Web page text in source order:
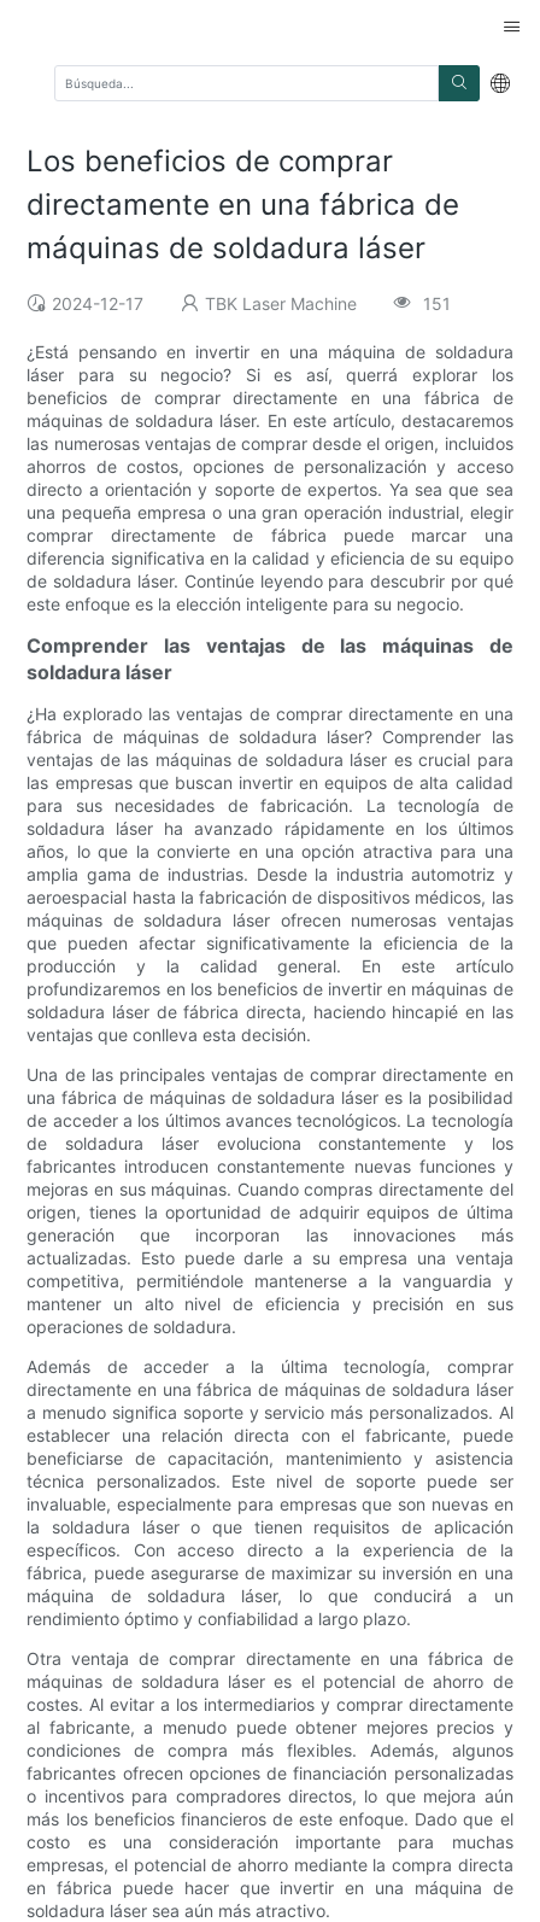
Los beneficios de comprar
directamente en una fábrica de
máquinas de soldadura láser
2024-12-17 TBK Laser Machine 151
¿Está pensando en invertir en una máquina de soldadura
láser para su negocio? Si es así, querrá explorar los
beneficios de comprar directamente en una fábrica de
máquinas de soldadura láser. En este artículo, destacaremos
las numerosas ventajas de comprar desde el origen, incluidos
ahorros de costos, opciones de personalización y acceso
directo a orientación y soporte de expertos. Ya sea que sea
una pequeña empresa o una gran operación industrial, elegir
comprar directamente de fábrica puede marcar una
diferencia significativa en la calidad y eficiencia de su equipo
de soldadura láser. Continúe leyendo para descubrir por qué
este enfoque es la elección inteligente para su negocio.
Comprender las ventajas de las máquinas de
soldadura láser
¿Ha explorado las ventajas de comprar directamente en una
fábrica de máquinas de soldadura láser? Comprender las
ventajas de las máquinas de soldadura láser es crucial para
las empresas que buscan invertir en equipos de alta calidad
para sus necesidades de fabricación. La tecnología de
soldadura láser ha avanzado rápidamente en los últimos
años, lo que la convierte en una opción atractiva para una
amplia gama de industrias. Desde la industria automotriz y
aeroespacial hasta la fabricación de dispositivos médicos, las
máquinas de soldadura láser ofrecen numerosas ventajas
que pueden afectar significativamente la eficiencia de la
producción y la calidad general. En este artículo
profundizaremos en los beneficios de invertir en máquinas de
soldadura láser de fábrica directa, haciendo hincapié en las
ventajas que conlleva esta decisión.
Una de las principales ventajas de comprar directamente en
una fábrica de máquinas de soldadura láser es la posibilidad
de acceder a los últimos avances tecnológicos. La tecnología
de soldadura láser evoluciona constantemente y los
fabricantes introducen constantemente nuevas funciones y
mejoras en sus máquinas. Cuando compras directamente del
origen, tienes la oportunidad de adquirir equipos de última
generación que incorporan las innovaciones más
actualizadas. Esto puede darle a su empresa una ventaja
competitiva, permitiéndole mantenerse a la vanguardia y
mantener un alto nivel de eficiencia y precisión en sus
operaciones de soldadura.
Además de acceder a la última tecnología, comprar
directamente en una fábrica de máquinas de soldadura láser
a menudo significa soporte y servicio más personalizados. Al
establecer una relación directa con el fabricante, puede
beneficiarse de capacitación, mantenimiento y asistencia
técnica personalizados. Este nivel de soporte puede ser
invaluable, especialmente para empresas que son nuevas en
la soldadura láser o que tienen requisitos de aplicación
específicos. Con acceso directo a la experiencia de la
fábrica, puede asegurarse de maximizar su inversión en una
máquina de soldadura láser, lo que conducirá a un
rendimiento óptimo y confiabilidad a largo plazo.
Otra ventaja de comprar directamente en una fábrica de
máquinas de soldadura láser es el potencial de ahorro de
costes. Al evitar a los intermediarios y comprar directamente
al fabricante, a menudo puede obtener mejores precios y
condiciones de compra más flexibles. Además, algunos
fabricantes ofrecen opciones de financiación personalizadas
o incentivos para compradores directos, lo que mejora aún
más los beneficios financieros de este enfoque. Dado que el
costo es una consideración importante para muchas
empresas, el potencial de ahorro mediante la compra directa
en fábrica puede hacer que invertir en una máquina de
soldadura láser sea aún más atractivo.